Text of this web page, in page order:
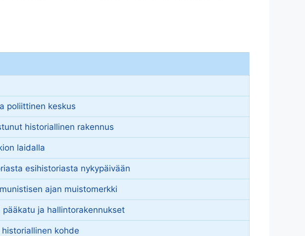
poliittinen keskus
historiallinen rakennus
laidalla
esihistoriasta nykypäivään
ajan muistomerkki
ja hallintorakennukset
kohde